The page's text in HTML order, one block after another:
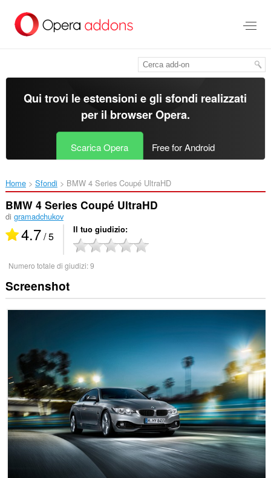
contenuto
Qui trovi le estensioni e gli sfondi realizzati
per il browser Opera.
Scarica Opera Free for Android
Home Sfondi BMW 4 Series Coupé UltraHD‎
BMW 4 Series Coupé UltraHD
di gramadchukov
4.7/ 5 Il tuo giudizio
Numero totale di giudizi:9
Screenshot